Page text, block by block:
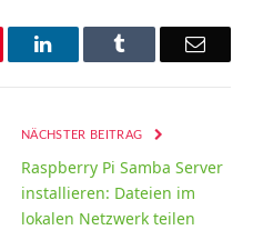
LinkedInTumblr Email
NÄCHSTER BEITRAG
Raspberry Pi Samba Server
installieren: Dateien im
lokalen Netzwerk teilen